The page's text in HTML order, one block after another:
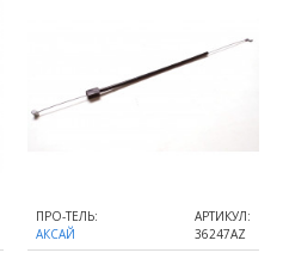
ПРО-ТЕЛЬ:
АКСАЙ
АРТИКУЛ:
36247AZ